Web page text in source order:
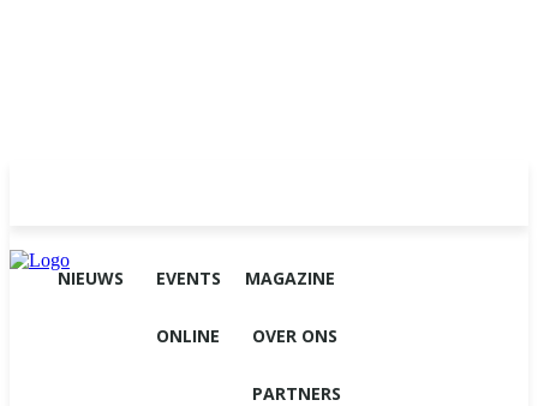
NIEUWS EVENTS MAGAZINE
ONLINE OVER ONS
PARTNERS